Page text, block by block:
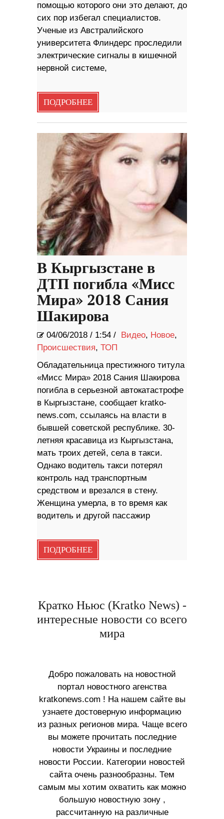
помощью которого они это делают, до
сих пор избегал специалистов.
Ученые из Австралийского
университета Флиндерс проследили
электрические сигналы в кишечной
нервной системе,
ПОДРОБНЕЕ
В Кыргызстане в
ДТП погибла «Мисс
Мира» 2018 Сания
Шакирова
04/06/2018 / 1:54 / Видео, Новое,
Происшествия, ТОП
Обладательница престижного титула
«Мисс Мира» 2018 Сания Шакирова
погибла в серьезной автокатастрофе
в Кыргызстане, сообщает kratko-
news.com, ссылаясь на власти в
бывшей советской республике. 30-
летняя красавица из Кыргызстана,
мать троих детей, села в такси.
Однако водитель такси потерял
контроль над транспортным
средством и врезался в стену.
Женщина умерла, в то время как
водитель и другой пассажир
ПОДРОБНЕЕ
Кратко Ньюс (Kratko News) -
интересные новости со всего
мира
Добро пожаловать на новостной
портал новостного агенства
kratkonews.com ! На нашем сайте вы
узнаете достоверную информацию
из разных регионов мира. Чаще всего
вы можете прочитать последние
новости Украины и последние
новости России. Категории новостей
сайта очень разнообразны. Тем
самым мы хотим охватить как можно
большую новостную зону ,
рассчитанную на различные